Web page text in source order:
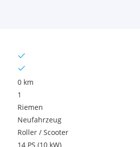
0 km
1
Riemen
Neufahrzeug
Roller / Scooter
14 PS (10 kW)